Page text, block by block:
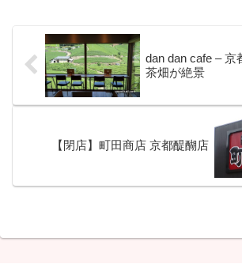
dan dan cafe – 京
茶畑が絶景
【閉店】町田商店 京都醍醐店